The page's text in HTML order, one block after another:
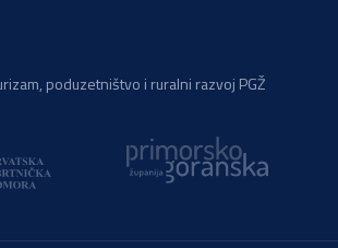
poduzetništvo i ruralni razvoj PGŽ